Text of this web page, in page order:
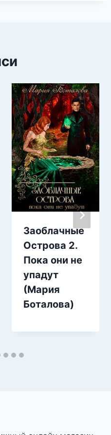
Заоблачные
Острова 2.
Пока они не
упадут
(Мария
Боталова)